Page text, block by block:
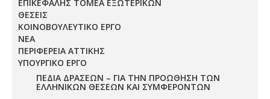
ΕΠΙΚΕΦΑΛΗΣ ΤΟΜΕΑ ΕΞΩΤΕΡΙΚΩΝ
ΘΕΣΕΙΣ
ΚΟΙΝΟΒΟΥΛΕΥΤΙΚΟ ΕΡΓΟ
ΝΕΑ
ΠΕΡΙΦΕΡΕΙΑ ΑΤΤΙΚΗΣ
ΥΠΟΥΡΓΙΚΟ ΕΡΓΟ
ΠΕΔΊΑ ΔΡΆΣΕΩΝ – ΓΙΑ ΤΗΝ ΠΡΟΏΘΗΣΗ ΤΩΝ
ΕΛΛΗΝΙΚΏΝ ΘΈΣΕΩΝ ΚΑΙ ΣΥΜΦΕΡΌΝΤΩΝ